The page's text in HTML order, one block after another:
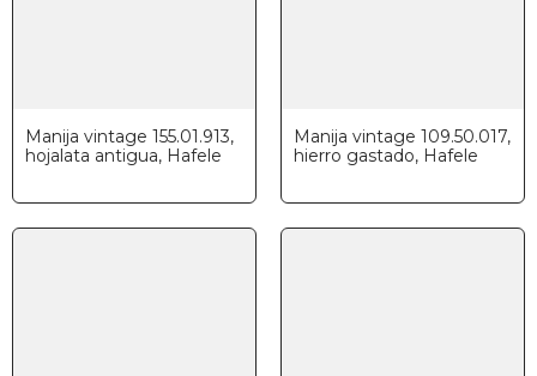
Manija vintage 155.01.913,
hojalata antigua, Hafele
Manija vintage 109.50.017,
hierro gastado, Hafele